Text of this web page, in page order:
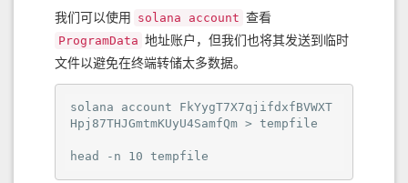
我们可以使用 solana account 查看
ProgramData 地址账户，但我们也将其发送到临时
文件以避免在终端转储太多数据。
solana account FkYygT7X7qjifdxfBVWXT
Hpj87THJGmtmKUyU4SamfQm > tempfile
head -n 10 tempfile